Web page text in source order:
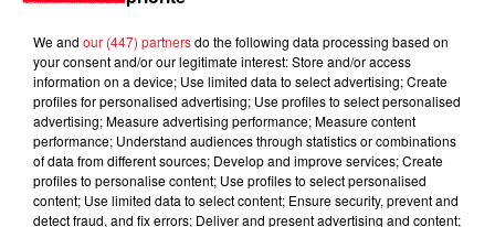
We and our (447) partnersdo the following data processing based on
your consent and/or our legitimate interest: Store and/or access
information on a device; Use limited data to select advertising; Create
profiles for personalised advertising; Use profiles to select personalised
advertising; Measure advertising performance; Measure content
performance; Understand audiences through statistics or combinations
of data from different sources; Develop and improve services; Create
profiles to personalise content; Use profiles to select personalised
content; Use limited data to select content; Ensure security, prevent and
detect fraud, and fix errors; Deliver and present advertising and content;